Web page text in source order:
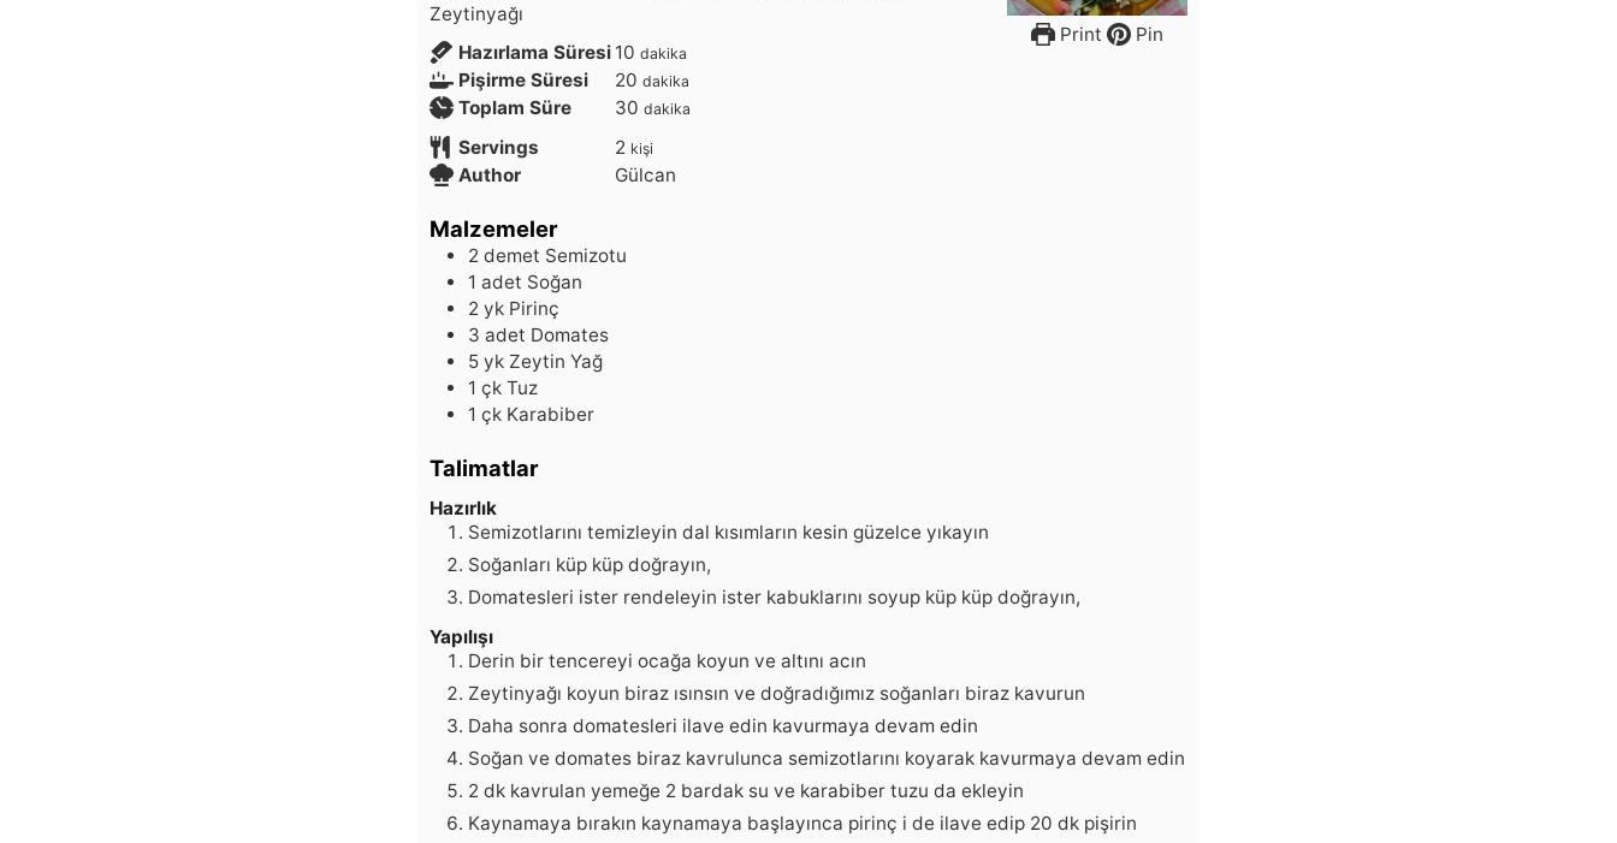
Print Pin
Zeytinyağı
Hazırlama Süresi 10d
a
k
k
a
dakika
Pişirme Süresi 20d
a
i
k
dakika
Toplam Süre 30d
k
i
dakika
Servings 2 kişi
Author Gülcan
Malzemeler
2 demet Semizotu
1 adet Soğan
2 yk Pirinç
3 adet Domates
5 yk Zeytin Yağ
1 çk Tuz
1 çk Karabiber
Talimatlar
Hazırlık
Semizotlarını temizleyin dal kısımların kesin güzelce yıkayın
Soğanları küp küp doğrayın,
Domatesleri ister rendeleyin ister kabuklarını soyup küp küp doğrayın,
Yapılışı
Derin bir tencereyi ocağa koyun ve altını acın
Zeytinyağı koyun biraz ısınsın ve doğradığımız soğanları biraz kavurun
Daha sonra domatesleri ilave edin kavurmaya devam edin
Soğan ve domates biraz kavrulunca semizotlarını koyarak kavurmaya devam edin
2 dk kavrulan yemeğe 2 bardak su ve karabiber tuzu da ekleyin
Kaynamaya bırakın kaynamaya başlayınca pirinç i de ilave edip 20 dk pişirin